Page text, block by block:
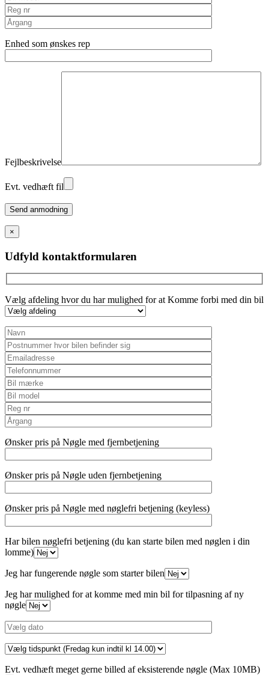
Enhed som ønskes rep
Fejlbeskrivelse
Evt. vedhæft fil
Please
leave
this
field
empty.
×
Udfyld kontaktformularen
Vælg afdeling hvor du har mulighed for at Komme forbi med din bil
Ønsker pris på Nøgle med fjernbetjening
Ønsker pris på Nøgle uden fjernbetjening
Ønsker pris på Nøgle med nøglefri betjening (keyless)
Har bilen nøglefri betjening (du kan starte bilen med nøglen i din
lomme)
Jeg har fungerende nøgle som starter bilen
Jeg har mulighed for at komme med min bil for tilpasning af ny
nøgle
Evt. vedhæft meget gerne billed af eksisterende nøgle (Max 10MB)